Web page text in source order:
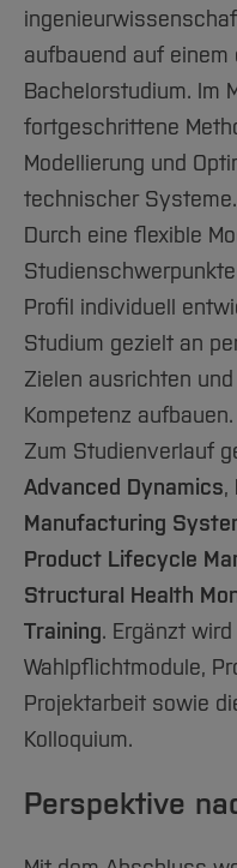
aufbauend auf einem
Bachelorstudium. Im
fortgeschrittene
Modellierung und
technischer Systeme.
Durch eine flexible
Profil individuell
Studium gezielt an
Zielen ausrichten
Kompetenz aufbauen.
Zum Studienverlauf
Advanced Dynamics,
Manufacturing
Product Lifecycle
Structural Health
Training. Ergänzt
Wahlpflichtmodule,
Projektarbeit sowie
Kolloquium.
Perspektive